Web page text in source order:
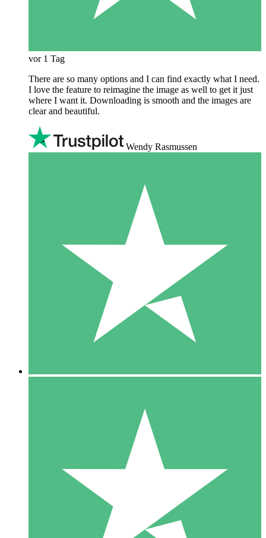
vor 1 Tag
There are so many options and I can find exactly what I need.
I love the feature to reimagine the image as well to get it just
where I want it. Downloading is smooth and the images are
clear and beautiful.
Wendy Rasmussen